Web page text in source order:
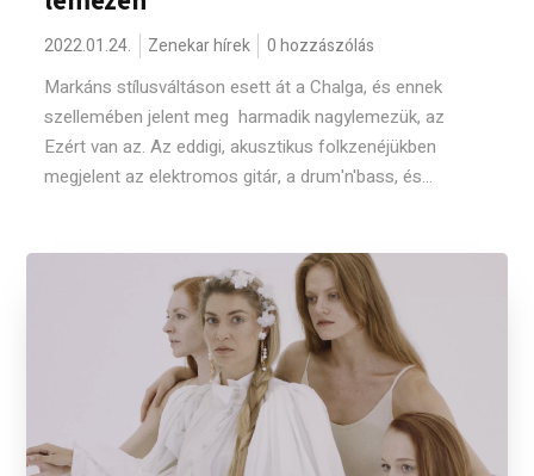
2022.01.24. Zenekar hírek 0 hozzászólás
Markáns stílusváltáson esett át a Chalga, és ennek
szellemében jelent meg harmadik nagylemezük, az
Ezért van az. Az eddigi, akusztikus folkzenéjükben
megjelent az elektromos gitár, a drum'n'bass, és...